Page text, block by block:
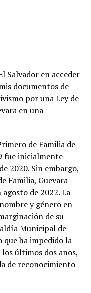
Salvador en acceder
documentos de
por una Ley de
en una
de Familia de
fue inicialmente
2020. Sin embargo,
Familia, Guevara
de 2022. La
y género en
de su
Municipal de
que ha impedido la
últimos dos años,
de reconocimiento